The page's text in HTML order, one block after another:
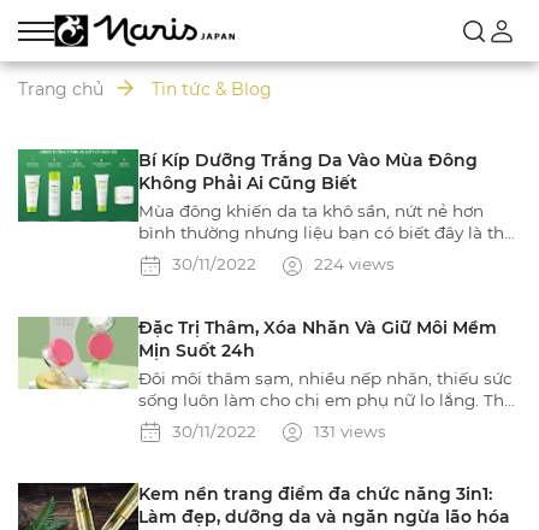
Trang chủ Tin tức & Blog
Bí Kíp Dưỡng Trắng Da Vào Mùa Đông
Không Phải Ai Cũng Biết
Mùa đông khiến da ta khô sần, nứt nẻ hơn
bình thường nhưng liệu bạn có biết đây là thời
điểm vàng để chăm sóc da hiệu quả, đặc biệt
là nhu cầu dưỡng trắng da. Dưỡng trắng da
khiến các dưỡng chất bị đẩy ra ngoài, hiệu
quả chăm sóc vì thế sẽ cao hơn.
30/11/2022 224 views
Đặc Trị Thâm, Xóa Nhăn Và Giữ Môi Mềm
Mịn Suốt 24h
Đôi môi thâm sạm, nhiều nếp nhăn, thiếu sức
sống luôn làm cho chị em phụ nữ lo lắng. Thời
tiết khô hanh đi kèm với những thói quen như
bóc da môi hay lười uống nước khiến đôi môi
thương,…
30/11/2022 131 views
Kem nền trang điểm đa chức năng 3in1:
Làm đẹp, dưỡng da và ngăn ngừa lão hóa